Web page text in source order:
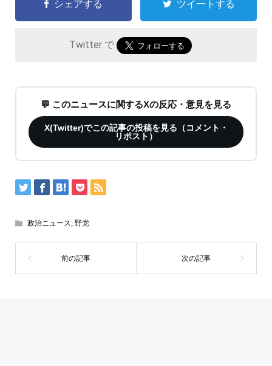
シェアする ツイートする
Twitter で
💬 このニュースに関するXの反応・意見を見る
X(Twitter)でこの記事の投稿を見る（コメント・
リポスト）
政治ニュース, 野党